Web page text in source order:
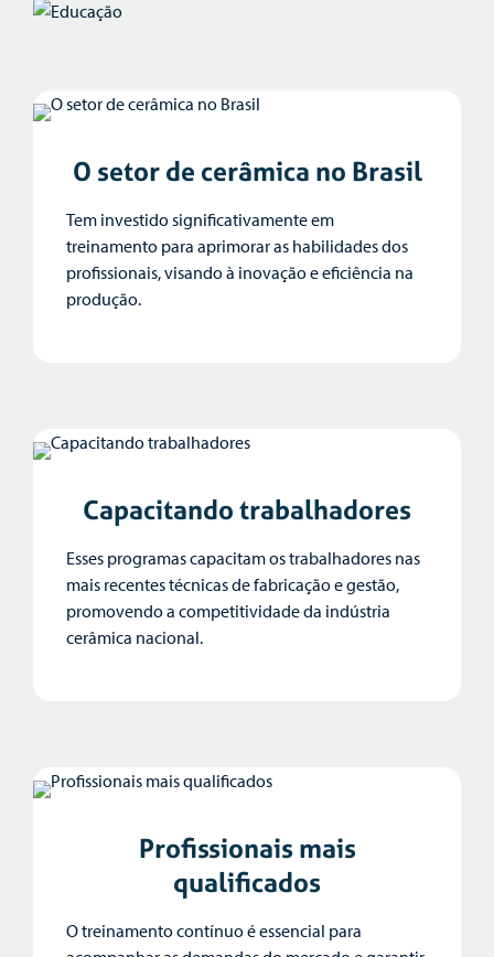
O setor de cerâmica no Brasil
Tem investido significativamente em
treinamento para aprimorar as habilidades dos
profissionais, visando à inovação e eficiência na
produção.
Capacitando trabalhadores
Esses programas capacitam os trabalhadores nas
mais recentes técnicas de fabricação e gestão,
promovendo a competitividade da indústria
cerâmica nacional.
Profissionais mais
qualificados
O treinamento contínuo é essencial para